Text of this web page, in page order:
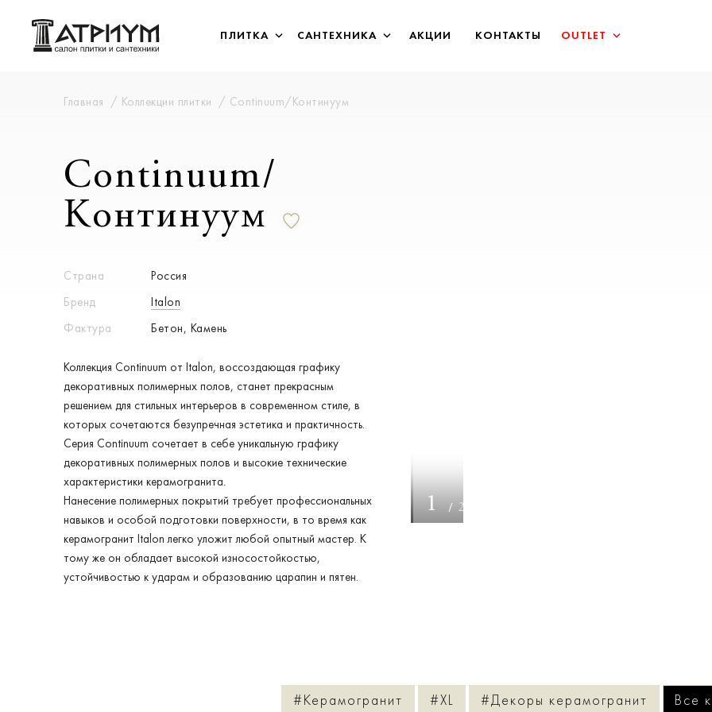
ПЛИТКА САНТЕХНИКА АКЦИИ КОНТАКТЫ OUTLET
Главная Коллекции плитки Continuum/Континуум
Continuum/
Континуум
Страна
Россия
Бренд
Italon
Фактура
Бетон, Камень
Коллекция Continuum от Italon, воссоздающая графику
декоративных полимерных полов, станет прекрасным
решением для стильных интерьеров в современном стиле, в
которых сочетаются безупречная эстетика и практичность.
Серия Continuum сочетает в себе уникальную графику
декоративных полимерных полов и высокие технические
характеристики керамогранита.
Нанесение полимерных покрытий требует профессиональных
навыков и особой подготовки поверхности, в то время как
керамогранит Italon легко уложит любой опытный мастер. К
тому же он обладает высокой износостойкостью,
устойчивостью к ударам и образованию царапин и пятен.
1 / 22
#Керамогранит #XL #Декоры керамогранит Все